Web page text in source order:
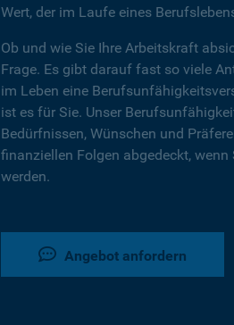
Wert, der im Laufe eines
Ob und wie Sie Ihre Arbeitskraft
Frage. Es gibt darauf fast so viele
im Leben eine
ist es für Sie. Unser
Bedürfnissen, Wünschen und
finanziellen Folgen abgedeckt,
werden.
Angebot anfordern